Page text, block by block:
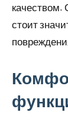
качеством.
стоит